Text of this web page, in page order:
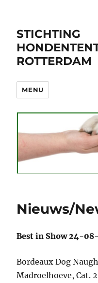
STICHTING
ROTTERDAM
MENU
Nieuws/
Best in Show 24-
Bordeaux Dog
Madroelhoeve, Cat.